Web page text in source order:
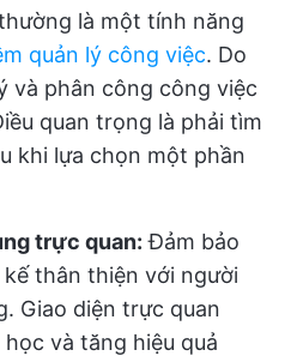
là một tính năng
quản lý công việc. Do
và phân công công việc
quan trọng là phải tìm
khi lựa chọn một phần
trực quan: Đảm bảo
thân thiện với người
Giao diện trực quan
và tăng hiệu quả